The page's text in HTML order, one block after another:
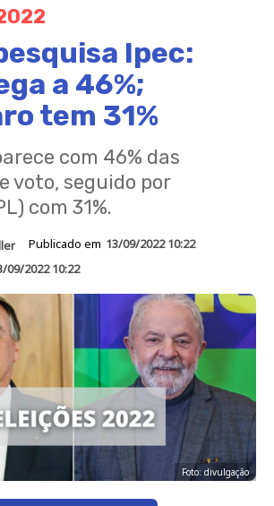
Ipec:
a 46%;
tem 31%
com 46% das
voto, seguido por
com 31%.
Publicado em 13/09/2022 10:22
09/2022 10:22
Foto: divulgação